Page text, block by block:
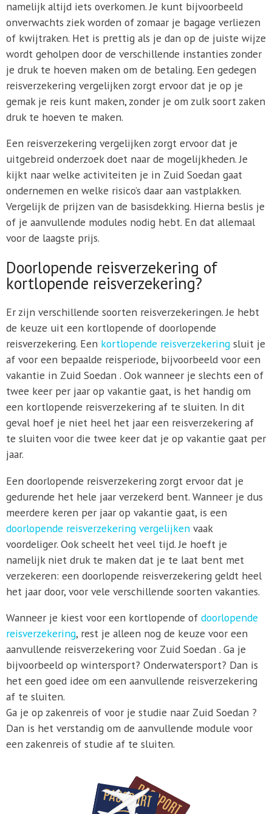
namelijk altijd iets overkomen. Je kunt bijvoorbeeld
onverwachts ziek worden of zomaar je bagage verliezen
of kwijtraken. Het is prettig als je dan op de juiste wijze
wordt geholpen door de verschillende instanties zonder
je druk te hoeven maken om de betaling. Een gedegen
reisverzekering vergelijken zorgt ervoor dat je op je
gemak je reis kunt maken, zonder je om zulk soort zaken
druk te hoeven te maken.
Een reisverzekering vergelijken zorgt ervoor dat je
uitgebreid onderzoek doet naar de mogelijkheden. Je
kijkt naar welke activiteiten je in Zuid Soedan gaat
ondernemen en welke risico’s daar aan vastplakken.
Vergelijk de prijzen van de basisdekking. Hierna beslis je
of je aanvullende modules nodig hebt. En dat allemaal
voor de laagste prijs.
Doorlopende reisverzekering of
kortlopende reisverzekering?
Er zijn verschillende soorten reisverzekeringen. Je hebt
de keuze uit een kortlopende of doorlopende
reisverzekering. Een kortlopende reisverzekeringsluit je
af voor een bepaalde reisperiode, bijvoorbeeld voor een
vakantie in Zuid Soedan . Ook wanneer je slechts een of
twee keer per jaar op vakantie gaat, is het handig om
een kortlopende reisverzekering af te sluiten. In dit
geval hoef je niet heel het jaar een reisverzekering af
te sluiten voor die twee keer dat je op vakantie gaat per
jaar.
Een doorlopende reisverzekering zorgt ervoor dat je
gedurende het hele jaar verzekerd bent. Wanneer je dus
meerdere keren per jaar op vakantie gaat, is een
doorlopende reisverzekering vergelijkenvaak
voordeliger. Ook scheelt het veel tijd. Je hoeft je
namelijk niet druk te maken dat je te laat bent met
verzekeren: een doorlopende reisverzekering geldt heel
het jaar door, voor vele verschillende soorten vakanties.
Wanneer je kiest voor een kortlopende of doorlopende
reisverzekering, rest je alleen nog de keuze voor een
aanvullende reisverzekering voor Zuid Soedan . Ga je
bijvoorbeeld op wintersport? Onderwatersport? Dan is
het een goed idee om een aanvullende reisverzekering
af te sluiten.
Ga je op zakenreis of voor je studie naar Zuid Soedan ?
Dan is het verstandig om de aanvullende module voor
een zakenreis of studie af te sluiten.